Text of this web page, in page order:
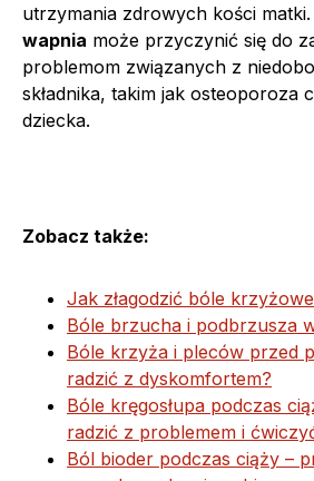
utrzymania zdrowych kości
wapnia może przyczynić się do
problemom związanych z
składnika, takim jak osteoporoza
dziecka.
Zobacz także:
Jak złagodzić bóle
Bóle brzucha i podbrzusza
Bóle krzyża i pleców przed
radzić z dyskomfortem?
Bóle kręgosłupa podczas
radzić z problemem i
Ból bioder podczas ciąży –